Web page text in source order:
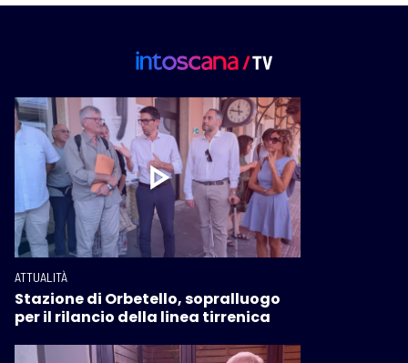
ATTUALITÀ
Stazione di Orbetello, sopralluogo
per il rilancio della linea tirrenica